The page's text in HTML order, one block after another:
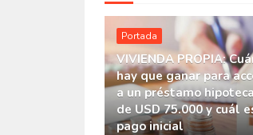
Portada
VIVIENDA PROPIA:
hay que ganar para
a un préstamo
de USD 75.000 y cuál
pago inicial